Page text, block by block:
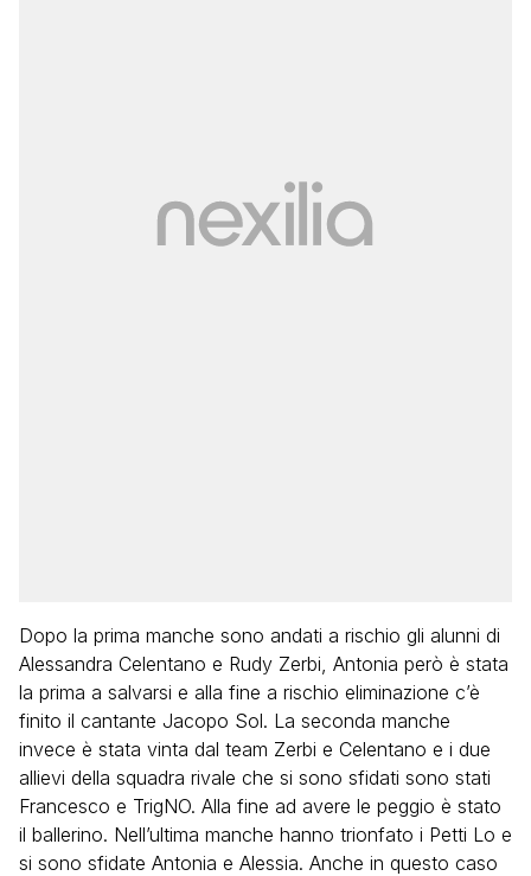
Dopo la prima manche sono andati a rischio gli alunni di
Alessandra Celentano e Rudy Zerbi, Antonia però è stata
la prima a salvarsi e alla fine a rischio eliminazione c’è
finito il cantante Jacopo Sol. La seconda manche
invece è stata vinta dal team Zerbi e Celentano e i due
allievi della squadra rivale che si sono sfidati sono stati
Francesco e TrigNO. Alla fine ad avere le peggio è stato
il ballerino. Nell’ultima manche hanno trionfato i Petti Lo e
si sono sfidate Antonia e Alessia. Anche in questo caso